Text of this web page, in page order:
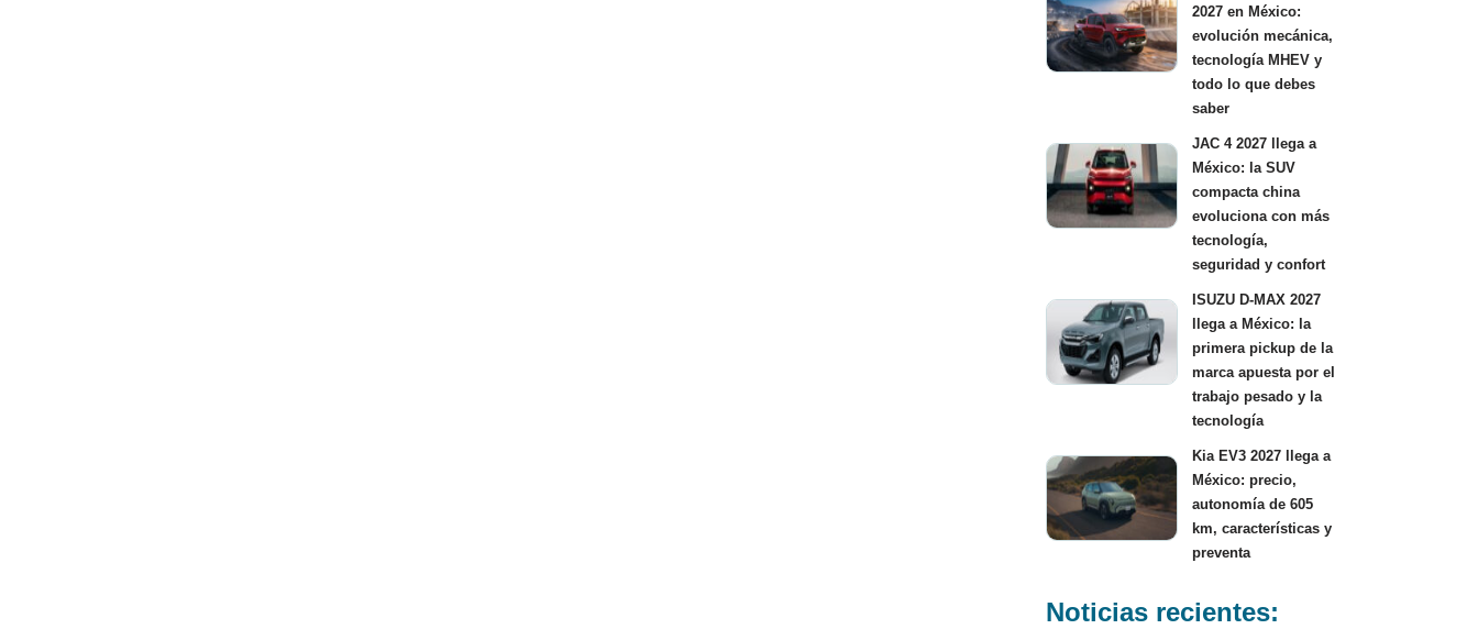
2027 en México:
evolución mecánica,
tecnología MHEV y
todo lo que debes
saber
JAC 4 2027 llega a
México: la SUV
compacta china
evoluciona con más
tecnología,
seguridad y confort
ISUZU D-MAX 2027
llega a México: la
primera pickup de la
marca apuesta por el
trabajo pesado y la
tecnología
Kia EV3 2027 llega a
México: precio,
autonomía de 605
km, características y
preventa
Noticias recientes: